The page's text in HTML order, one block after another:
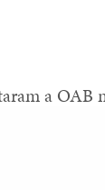
a OAB